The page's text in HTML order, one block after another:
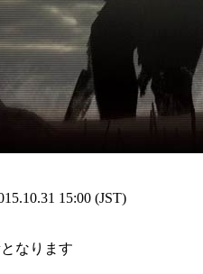
15:00 (JST)
なります